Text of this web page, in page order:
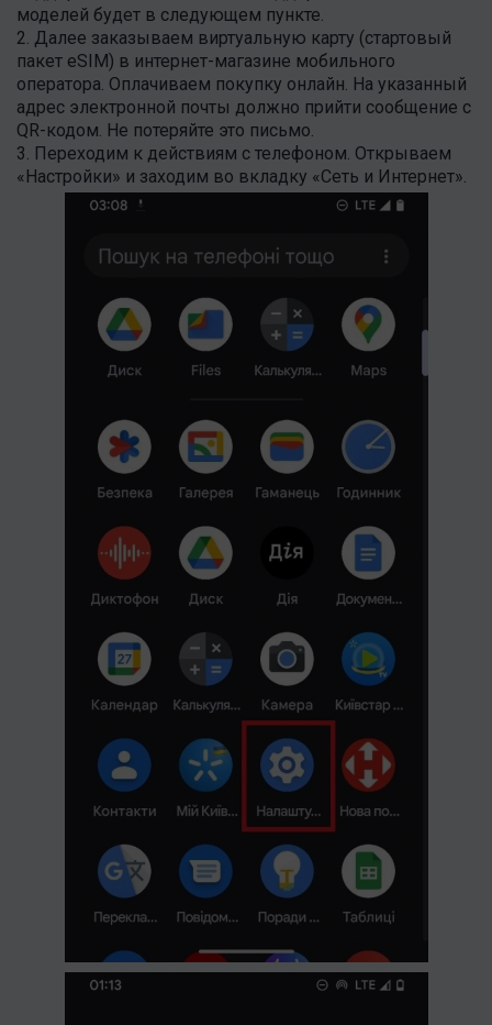
моделей будет в следующем пункте.
2. Далее заказываем виртуальную карту (стартовый
пакет eSIM) в интернет-магазине мобильного
оператора. Оплачиваем покупку онлайн. На указанный
адрес электронной почты должно прийти сообщение с
QR-кодом. Не потеряйте это письмо.
3. Переходим к действиям с телефоном. Открываем
«Настройки» и заходим во вкладку «Сеть и Интернет».